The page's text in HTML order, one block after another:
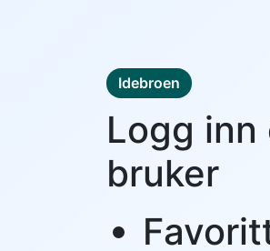
Idebroen
Logg
bruker